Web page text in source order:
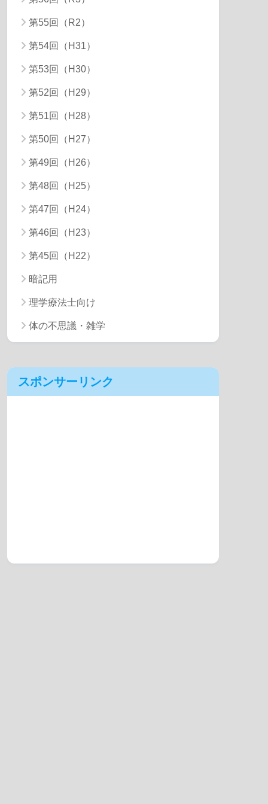
第55回（R2）
第54回（H31）
第53回（H30）
第52回（H29）
第51回（H28）
第50回（H27）
第49回（H26）
第48回（H25）
第47回（H24）
第46回（H23）
第45回（H22）
暗記用
理学療法士向け
体の不思議・雑学
スポンサーリンク